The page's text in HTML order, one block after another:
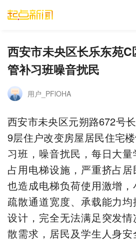
西安市未央区长乐东苑
管补习班噪音扰民
用户_PFlOHA
西安市未央区元朔路672号
9层住户改变房屋居民住宅
习班，噪音扰民，每日大量
占用电梯设施，严重挤占居
也造成电梯负荷使用激增
疏散通道宽度、承载能力
设计，完全无法满足突发
散需求，居民及学生人身安